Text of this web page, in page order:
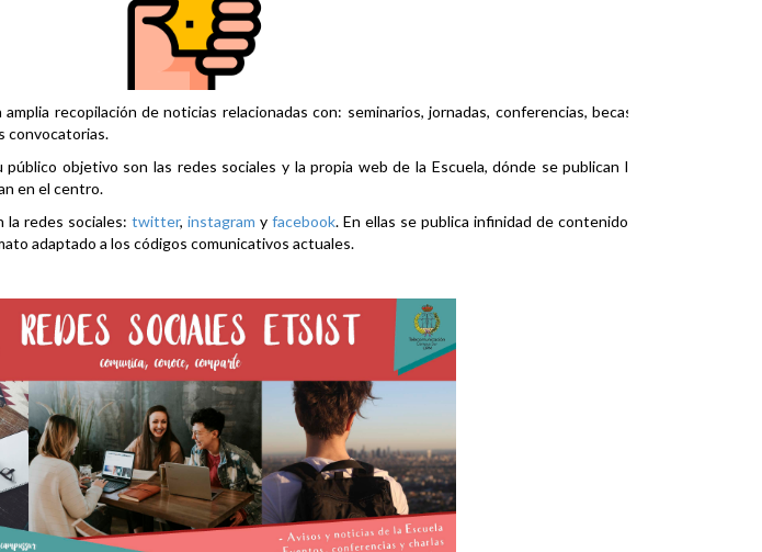
recopilación de noticias relacionadas con: seminarios, jornadas, conferencias, becas,
convocatorias.
objetivo son las redes sociales y la propia web de la Escuela, dónde se publican la
en el centro.
redes sociales: twitter, instagram y facebook. En ellas se publica infinidad de contenidos
adaptado a los códigos comunicativos actuales.